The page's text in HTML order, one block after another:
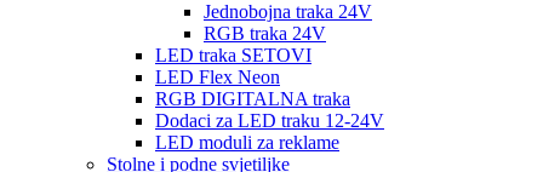
Jednobojna traka 24V
RGB traka 24V
LED traka SETOVI
LED Flex Neon
RGB DIGITALNA traka
Dodaci za LED traku 12-24V
LED moduli za reklame
Stolne i podne svjetiljke